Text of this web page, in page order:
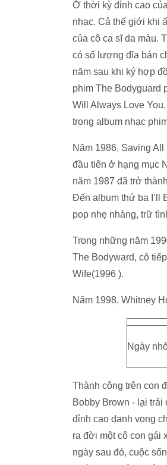
Ở thời kỳ đỉnh cao
nhạc. Cả thế giới khi
của cô ca sĩ da màu.
có số lượng đĩa bán
năm sau khi ký hợp
phim The Bodyguard
Will Always Love
trong album nhạc
Năm 1986, Saving
đầu tiên ở hạng mục
năm 1987 đã trở
Đến album thứ ba I’ll
pop nhẹ nhàng, trữ
Trong những năm
The Bodyward, cô
Wife(1996 ).
Năm 1998, Whitney
Ngày
Thành công trên con
Bobby Brown - lại
đỉnh cao danh vọng
ra đời một cô con gái
ngày sau đó, cuộc